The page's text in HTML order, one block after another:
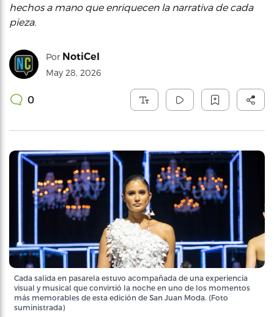
hechos a mano que enriquecen la narrativa de cada
pieza.
Por NotiCel
May 28, 2026
0
Cada salida en pasarela estuvo acompañada de una experiencia
visual y musical que convirtió la noche en uno de los momentos
más memorables de esta edición de San Juan Moda. (Foto
suministrada)